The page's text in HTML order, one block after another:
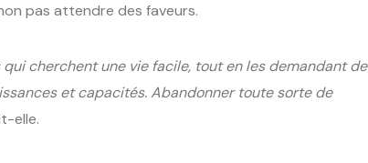
pas attendre des faveurs.
cherchent une vie facile, tout en les demandant de
et capacités. Abandonner toute sorte de
elle.